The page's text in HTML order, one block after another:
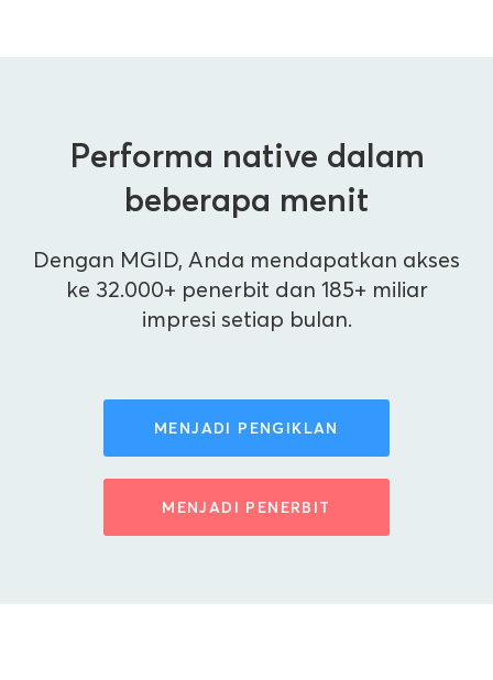
Performa native dalam
beberapa menit
Dengan MGID, Anda mendapatkan akses
ke 32.000+ penerbit dan 185+ miliar
impresi setiap bulan.
MENJADI PENGIKLAN
MENJADI PENERBIT